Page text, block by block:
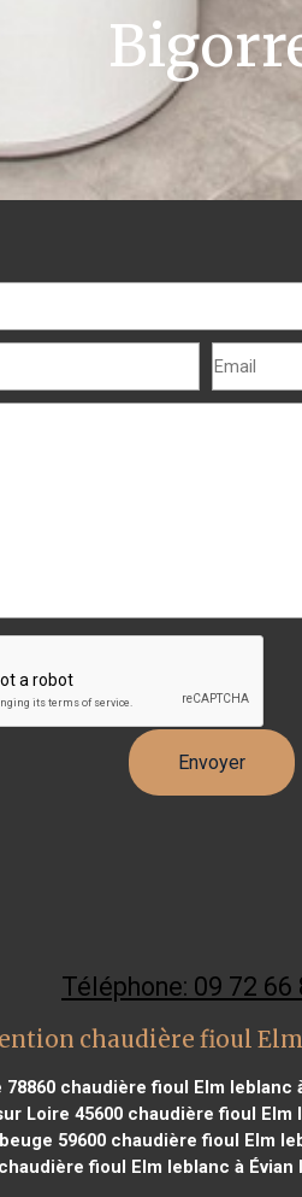
Téléphone: 09 72 66
chaudière fioul
chaudière fioul Elm leblanc
Loire 45600chaudière fioul Elm
59600 chaudière fioul Elm
chaudière fioul Elm leblanc à Évian